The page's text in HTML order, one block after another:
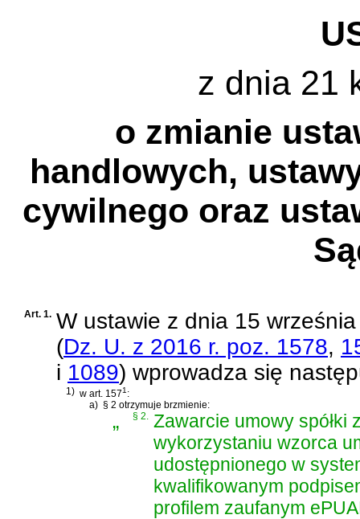
z dnia 21
o zmianie
handlowych,
cywilnego oraz
Art. 1. W ustawie z dnia 15
(Dz. U. z 2016 r. poz. 1578,
i 1089) wprowadza się
1) w art. 1571 :
a) § 2 otrzymuje brzmienie:
„ § 2. Zawarcie umowy spółki
wykorzystaniu wzorca
udostępnionego w
kwalifikowanym
profilem zaufanym